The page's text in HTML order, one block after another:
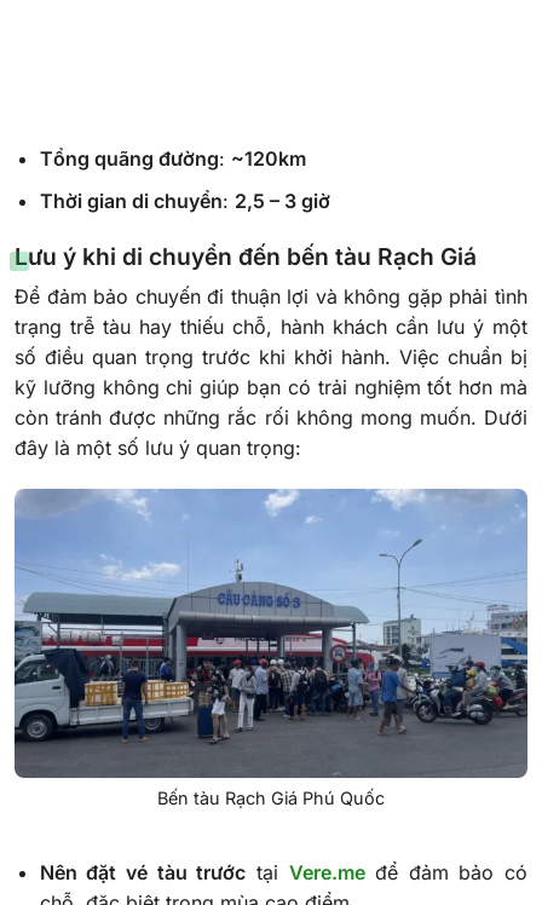
Tổng quãng đường: ~120km
Thời gian di chuyển: 2,5 – 3 giờ
Lưu ý khi di chuyển đến bến tàu Rạch Giá
Để đảm bảo chuyến đi thuận lợi và không gặp phải tình
trạng trễ tàu hay thiếu chỗ, hành khách cần lưu ý một
số điều quan trọng trước khi khởi hành. Việc chuẩn bị
kỹ lưỡng không chỉ giúp bạn có trải nghiệm tốt hơn mà
còn tránh được những rắc rối không mong muốn. Dưới
đây là một số lưu ý quan trọng:
Bến tàu Rạch Giá Phú Quốc
Nên đặt vé tàu trước tại Vere.međể đảm bảo có